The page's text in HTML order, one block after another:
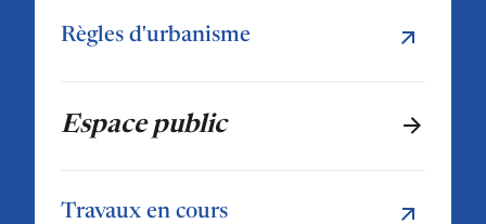
Règles d'urbanisme
Espace public
Travaux en cours